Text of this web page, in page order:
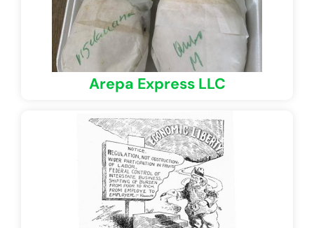
Arepa Express LLC